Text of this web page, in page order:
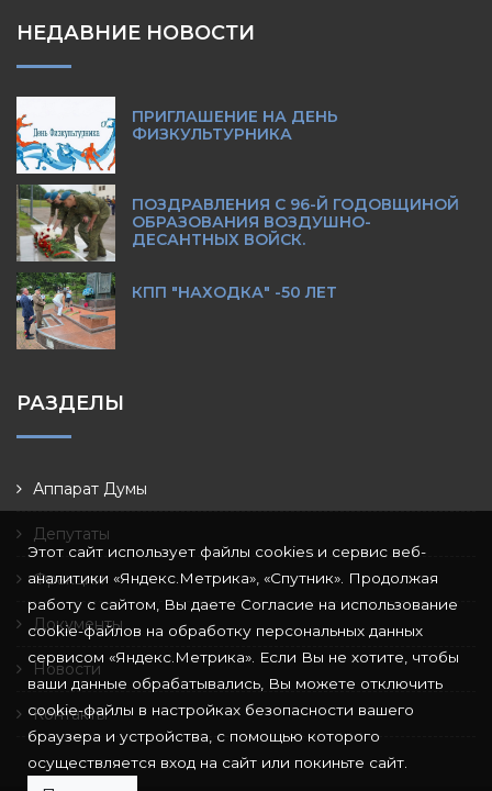
НЕДАВНИЕ НОВОСТИ
ПРИГЛАШЕНИЕ НА ДЕНЬ
ФИЗКУЛЬТУРНИКА
ПОЗДРАВЛЕНИЯ С 96-Й ГОДОВЩИНОЙ
ОБРАЗОВАНИЯ ВОЗДУШНО-
ДЕСАНТНЫХ ВОЙСК.
КПП "НАХОДКА" -50 ЛЕТ
РАЗДЕЛЫ
Аппарат Думы
Депутаты
Фракции
Документы
Новости
Контакты
Этот сайт использует файлы cookies и сервис веб-
аналитики «Яндекс.Метрика», «Спутник». Продолжая
работу с сайтом, Вы даете Согласие на использование
cookie-файлов на обработку персональных данных
сервисом «Яндекс.Метрика». Если Вы не хотите, чтобы
ваши данные обрабатывались, Вы можете отключить
cookie-файлы в настройках безопасности вашего
браузера и устройства, с помощью которого
осуществляется вход на сайт или покиньте сайт.